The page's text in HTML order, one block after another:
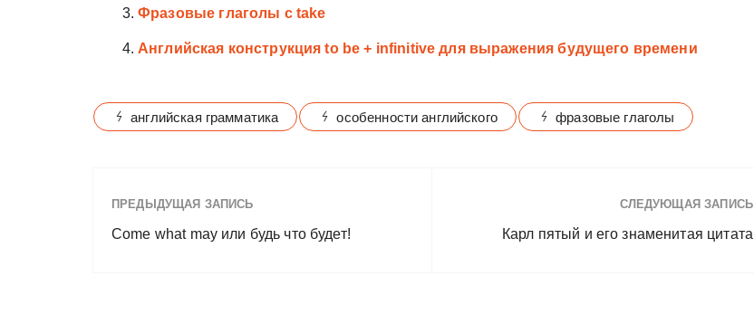
Фразовые глаголы с take
Английская конструкция to be + infinitive для выражения будущего времени
английская грамматика особенности английского фразовые глаголы
ПРЕДЫДУЩАЯ ЗАПИСЬ
Come what may или будь что будет!
СЛЕДУЮЩАЯ ЗАПИСЬ
Карл пятый и его знаменитая цитата